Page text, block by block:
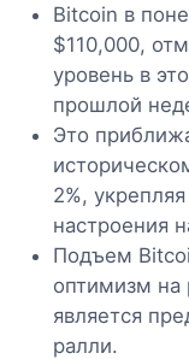
Bitcoin в
$110,000,
уровень в
прошлой
Это
2%,
настроения
Подъем
оптимизм на
является
ралли.